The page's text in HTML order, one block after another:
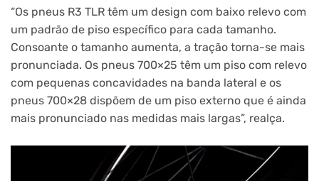
“Os pneus R3 TLR têm um design com baixo relevo com
um padrão de piso específico para cada tamanho.
Consoante o tamanho aumenta, a tração torna-se mais
pronunciada. Os pneus 700×25 têm um piso com relevo
com pequenas concavidades na banda lateral e os
pneus 700×28 dispõem de um piso externo que é ainda
mais pronunciado nas medidas mais largas”, realça.